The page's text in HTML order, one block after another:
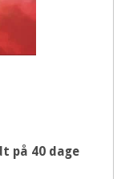
på 40 dage